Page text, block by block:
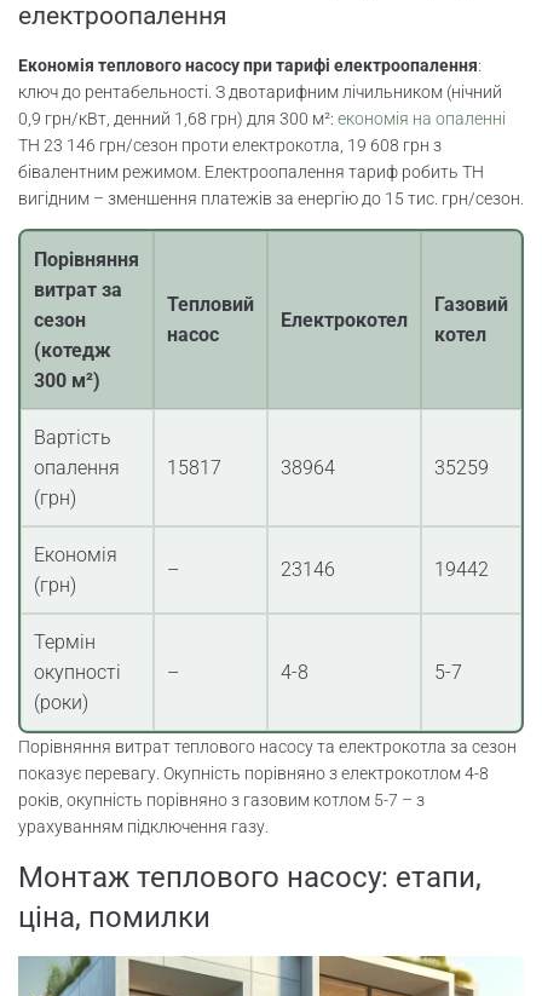
електроопалення
Економія теплового насосу при тарифі електроопалення:
ключ до рентабельності. З двотарифним лічильником (нічний
0,9 грн/кВт, денний 1,68 грн) для 300 м²: економія на опаленні
ТН 23 146 грн/сезон проти електрокотла, 19 608 грн з
бівалентним режимом. Електроопалення тариф робить ТН
вигідним – зменшення платежів за енергію до 15 тис. грн/сезон.
Порівняння
витрат за
сезон
(котедж
300 м²)
Тепловий
насос
Електрокотел
Газовий
котел
Вартість
опалення
(грн)
15817 38964 35259
Економія
(грн)
– 23146 19442
Термін
окупності
(роки)
– 4-8 5-7
Порівняння витрат теплового насосу та електрокотла за сезон
показує перевагу. Окупність порівняно з електрокотлом 4-8
років, окупність порівняно з газовим котлом 5-7 – з
урахуванням підключення газу.
Монтаж теплового насосу: етапи,
ціна, помилки